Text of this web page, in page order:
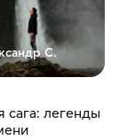
С.
сага: легенды